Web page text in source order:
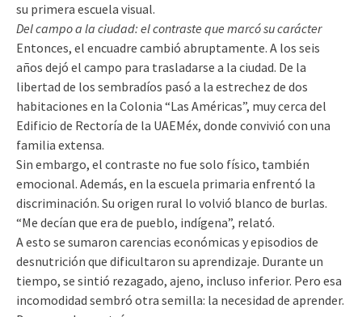
su primera escuela visual.
Del campo a la ciudad: el contraste que marcó su carácter
Entonces, el encuadre cambió abruptamente. A los seis
años dejó el campo para trasladarse a la ciudad. De la
libertad de los sembradíos pasó a la estrechez de dos
habitaciones en la Colonia “Las Américas”, muy cerca del
Edificio de Rectoría de la UAEMéx, donde convivió con una
familia extensa.
Sin embargo, el contraste no fue solo físico, también
emocional. Además, en la escuela primaria enfrentó la
discriminación. Su origen rural lo volvió blanco de burlas.
“Me decían que era de pueblo, indígena”, relató.
A esto se sumaron carencias económicas y episodios de
desnutrición que dificultaron su aprendizaje. Durante un
tiempo, se sintió rezagado, ajeno, incluso inferior. Pero esa
incomodidad sembró otra semilla: la necesidad de aprender.